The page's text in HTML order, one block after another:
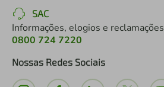
SAC
Informações, elogios e reclamações
0800 724 7220
Nossas Redes Sociais